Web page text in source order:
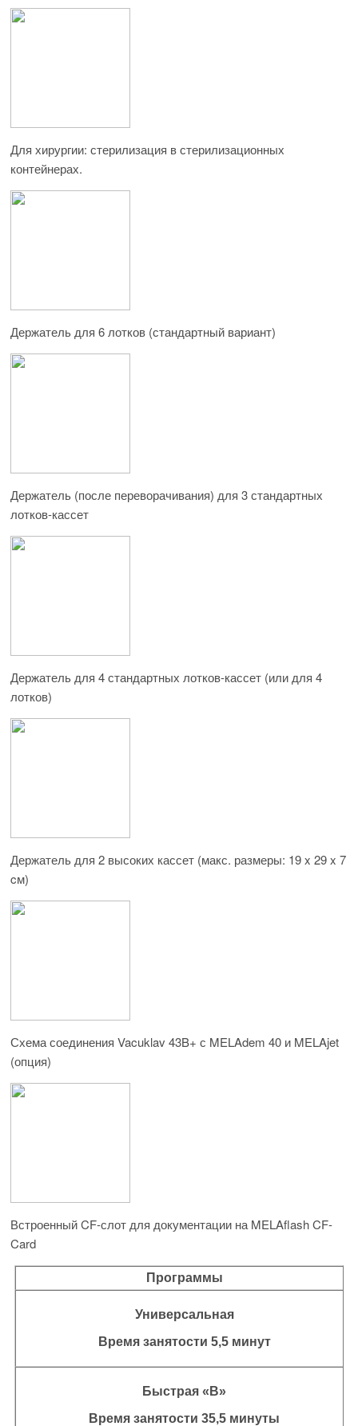
Для хирургии: стерилизация в стерилизационных
контейнерах.
Держатель для 6 лотков (стандартный вариант)
Держатель (после переворачивания) для 3 стандартных
лотков-кассет
Держатель для 4 стандартных лотков-кассет (или для 4
лотков)
Держатель для 2 высоких кассет (макс. размеры: 19 x 29 x 7
cм)
Схема соединения Vacuklav 43B+ с MELAdem 40 и MELAjet
(опция)
Встроенный CF-слот для документации на MELAflash CF-
Card
Программы
Универсальная
Время занятости 5,5 минут
Быстрая «В»
Время занятости 35,5 минуты